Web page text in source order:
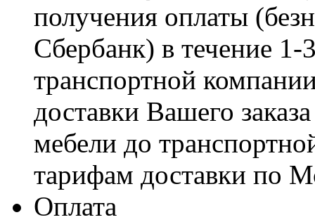
получения оплаты
Сбербанк) в течение
транспортной
доставки Вашего
мебели до
тарифам доставки по
Оплата